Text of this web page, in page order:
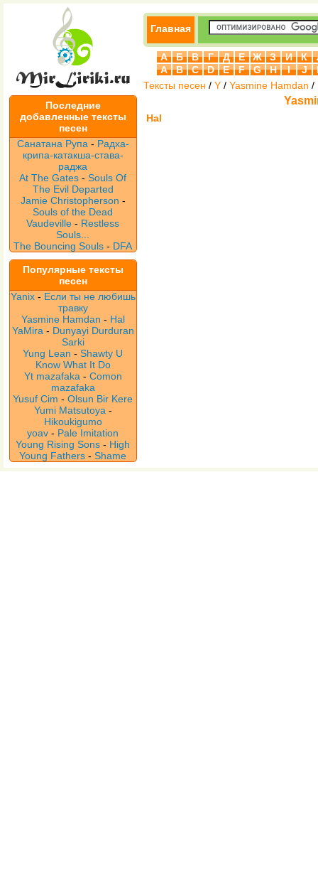
Последние
добавленные тексты
песен
Санатана Рупа - Радха-
крипа-катакша-става-
раджа
At The Gates -Souls Of
The Evil Departed
Jamie Christopherson -
Souls of the Dead
Vaudeville- Restless
Souls...
The Bouncing Souls - DFA
Популярные тексты
песен
Yanix - Если ты не любишь
травку
Yasmine Hamdan - Hal
YaMira - Dunyayi Durduran
Sarki
Yung Lean -Shawty U
Know What It Do
Yt mazafaka - Comon
mazafaka
Yusuf Cim -Olsun Bir Kere
Yumi Matsutoya -
Hikoukigumo
yoav - Pale Imitation
Young Rising Sons - High
Young Fathers -Shame
Главная
А Б В Г Д Е Ж З И К
A
B C D E F G H I J
Тексты песен / Y / Yasmine Hamdan /
Hal